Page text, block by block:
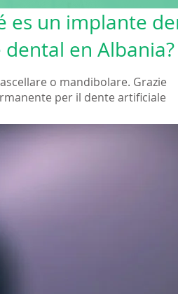
es un implante
en Albania?
o mandibolare. Grazie
per il dente artificiale